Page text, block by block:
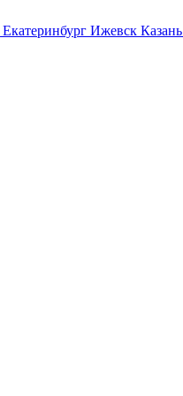
Екатеринбург Ижевск Казань